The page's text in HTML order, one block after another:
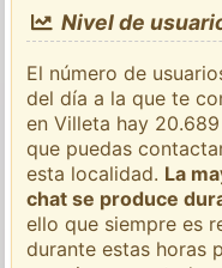
Nivel de
El número de
del día a la que te
en Villeta hay
que puedas
esta localidad. La
chat se produce
ello que siempre es
durante estas horas